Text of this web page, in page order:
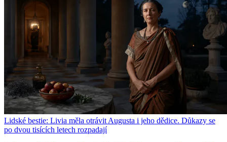
Lidské bestie: Livia měla otrávit Augusta i jeho dědice. Důkazy se
po dvou tisících letech rozpadají